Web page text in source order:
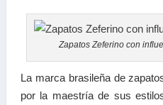
Zapatos Zeferino con
La marca brasileña de
por la maestría de sus